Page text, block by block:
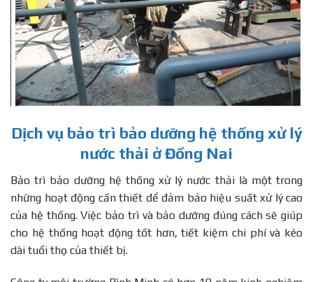
Dịch vụ bảo trì bảo dưỡng hệ thống xử lý
nước thải ở Đồng Nai
Bảo trì bảo dưỡng hệ thống xử lý nước thải là một trong
những hoạt động cần thiết để đảm bảo hiệu suất xử lý cao
của hệ thống. Việc bảo trì và bảo dưỡng đúng cách sẽ giúp
cho hệ thống hoạt động tốt hơn, tiết kiệm chi phí và kéo
dài tuổi thọ của thiết bị.